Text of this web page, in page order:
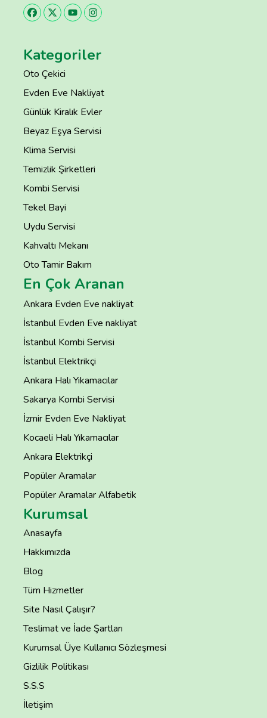
Kategoriler
Oto Çekici
Evden Eve Nakliyat
Günlük Kiralık Evler
Beyaz Eşya Servisi
Klima Servisi
Temizlik Şirketleri
Kombi Servisi
Tekel Bayi
Uydu Servisi
Kahvaltı Mekanı
Oto Tamir Bakım
En Çok Aranan
Ankara Evden Eve nakliyat
İstanbul Evden Eve nakliyat
İstanbul Kombi Servisi
İstanbul Elektrikçi
Ankara Halı Yıkamacılar
Sakarya Kombi Servisi
İzmir Evden Eve Nakliyat
Kocaeli Halı Yıkamacılar
Ankara Elektrikçi
Popüler Aramalar
Popüler Aramalar Alfabetik
Kurumsal
Anasayfa
Hakkımızda
Blog
Tüm Hizmetler
Site Nasıl Çalışır?
Teslimat ve İade Şartları
Kurumsal Üye Kullanıcı Sözleşmesi
Gizlilik Politikası
S.S.S
İletişim